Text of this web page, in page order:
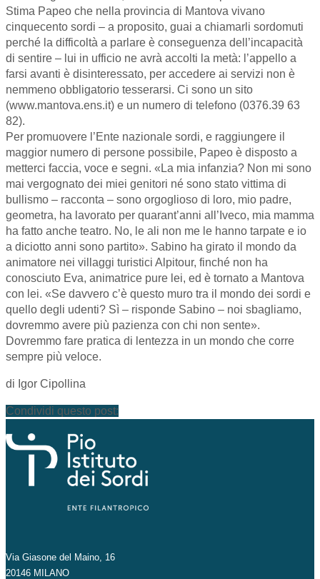
Stima Papeo che nella provincia di Mantova vivano
cinquecento sordi – a proposito, guai a chiamarli sordomuti
perché la difficoltà a parlare è conseguenza dell’incapacità
di sentire – lui in ufficio ne avrà accolti la metà: l’appello a
farsi avanti è disinteressato, per accedere ai servizi non è
nemmeno obbligatorio tesserarsi. Ci sono un sito
(www.mantova.ens.it) e un numero di telefono (0376.39 63
82).
Per promuovere l’Ente nazionale sordi, e raggiungere il
maggior numero di persone possibile, Papeo è disposto a
metterci faccia, voce e segni. «La mia infanzia? Non mi sono
mai vergognato dei miei genitori né sono stato vittima di
bullismo – racconta – sono orgoglioso di loro, mio padre,
geometra, ha lavorato per quarant’anni all’Iveco, mia mamma
ha fatto anche teatro. No, le ali non me le hanno tarpate e io
a diciotto anni sono partito». Sabino ha girato il mondo da
animatore nei villaggi turistici Alpitour, finché non ha
conosciuto Eva, animatrice pure lei, ed è tornato a Mantova
con lei. «Se davvero c’è questo muro tra il mondo dei sordi e
quello degli udenti? Sì – risponde Sabino – noi sbagliamo,
dovremmo avere più pazienza con chi non sente».
Dovremmo fare pratica di lentezza in un mondo che corre
sempre più veloce.
di Igor Cipollina
Condividi questo post:
Via Giasone del Maino, 16
20146 MILANO